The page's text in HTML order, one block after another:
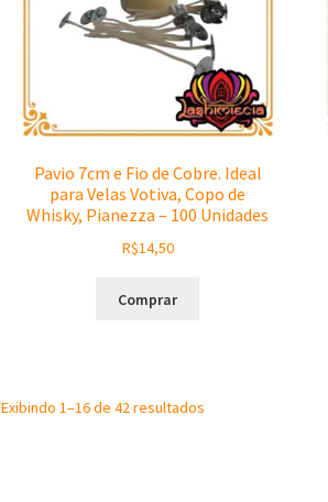
Pavio 7cm e Fio de Cobre. Ideal
para Velas Votiva, Copo de
Whisky, Pianezza – 100 Unidades
R$14,50
Comprar
Exibindo 1–16 de 42 resultados